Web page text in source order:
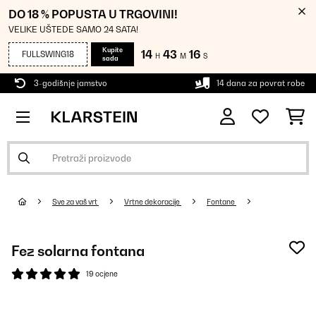
DO 18 % POPUSTA U TRGOVINI!
VELIKE UŠTEDE SAMO 24 SATA!
FULLSWING18
Kupite
sada
14 H 43 M 15 S
3-godišnje jamstvo 14 dana za povrat robe
Sve za vaš vrt Vrtne dekoracije Fontane
Fez solarna fontana
19 ocjene